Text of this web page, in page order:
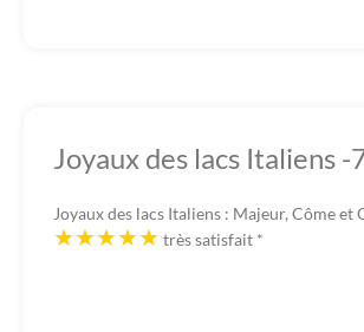
Joyaux des lacs Italiens
Joyaux des lacs Italiens : Majeur, Côme et
très satisfait *